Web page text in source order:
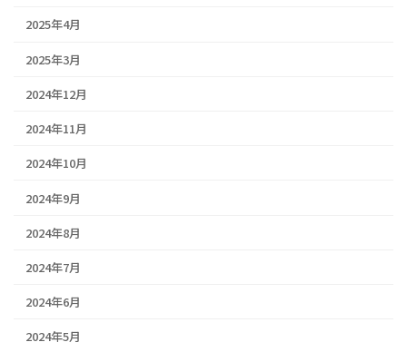
2025年4月
2025年3月
2024年12月
2024年11月
2024年10月
2024年9月
2024年8月
2024年7月
2024年6月
2024年5月